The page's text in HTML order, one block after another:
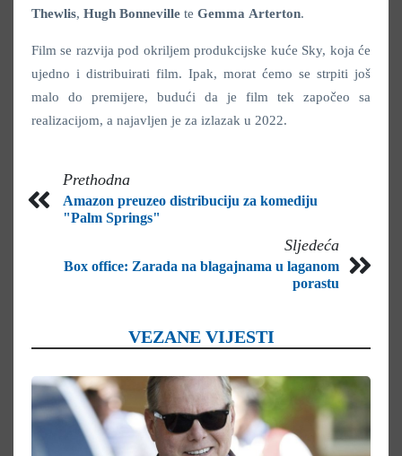
Thewlis, Hugh Bonneville te Gemma Arterton.
Film se razvija pod okriljem produkcijske kuće Sky, koja će
ujedno i distribuirati film. Ipak, morat ćemo se strpiti još
malo do premijere, budući da je film tek započeo sa
realizacijom, a najavljen je za izlazak u 2022.
Prethodna
Amazon preuzeo distribuciju za komediju
"Palm Springs"
Sljedeća
Box office: Zarada na blagajnama u laganom
porastu
VEZANE VIJESTI